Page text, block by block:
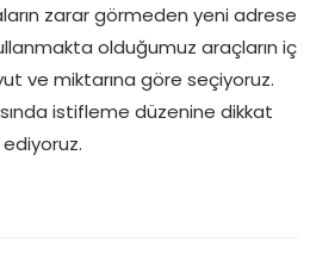
zarar görmeden yeni adrese
olduğumuz araçların iç
ve miktarına göre seçiyoruz.
istifleme düzenine dikkat
ediyoruz.